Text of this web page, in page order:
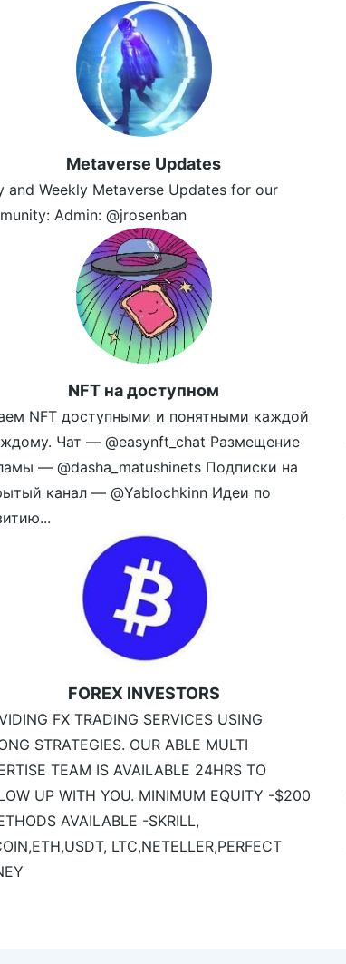
Metaverse Updates
and Weekly Metaverse Updates for our
Admin: @jrosenban
NFT на доступном
NFT доступными и понятными каждой
Чат — @easynft_chat Размещение
— @dasha_matushinets Подписки на
канал — @Yablochkinn Идеи по
FOREX INVESTORS
FX TRADING SERVICES USING
STRATEGIES. OUR ABLE MULTI
TEAM IS AVAILABLE 24HRS TO
UP WITH YOU. MINIMUM EQUITY -$200
AVAILABLE -SKRILL,
LTC,NETELLER,PERFECT